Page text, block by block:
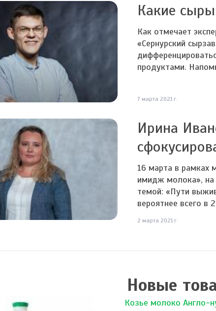
Какие
Как отмечает
«Сернурский
продуктами.
7 марта 2021 г.
Ирина
16 марта в рамках
имидж молока», на
темой: «Пути
вероятнее всего в
2 марта 2021 г.
Новые
Козье молоко Англо-